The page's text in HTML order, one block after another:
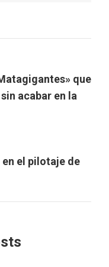
que
acabar en la
el pilotaje de